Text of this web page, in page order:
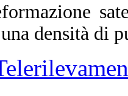
densità di